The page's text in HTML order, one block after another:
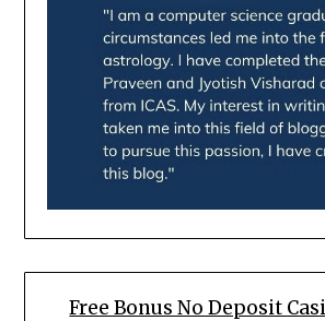
Free Bonus No Deposit